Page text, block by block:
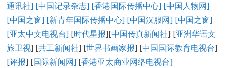
通讯社] [中国记录杂志] [香港国际传播中心] [中国人物网]
[中国之窗] [新青年国际传播中心] [中国汉服网] [中国之窗]
[亚太中文电视台] [时代星报][中国传真新闻社] [亚洲华语文
旅卫视] [共工新闻社] [世界书画家报] [中国国际教育电视台]
[评报] [国际新闻网] [香港亚太商业网络电视台]